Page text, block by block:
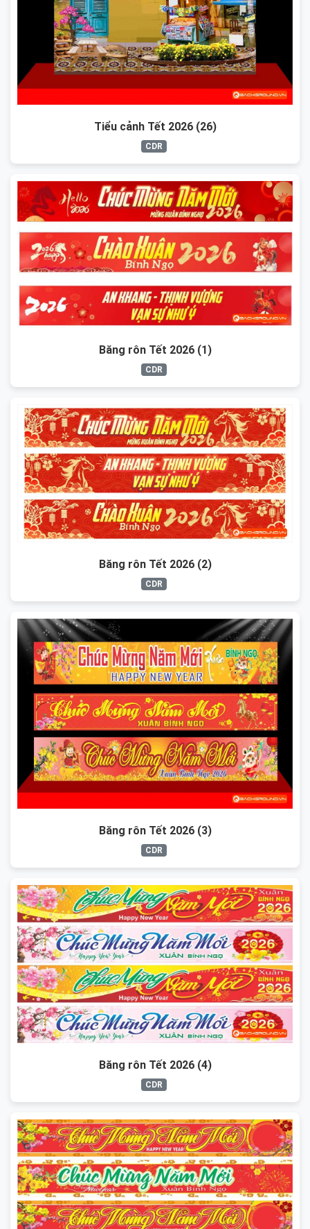
Tiểu cảnh Tết 2026 (26)
CDR
Băng rôn Tết 2026 (1)
CDR
Băng rôn Tết 2026 (2)
CDR
Băng rôn Tết 2026 (3)
CDR
Băng rôn Tết 2026 (4)
CDR